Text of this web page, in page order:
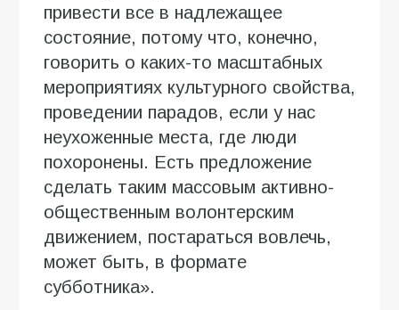
привести все в надлежащее
состояние, потому что, конечно,
говорить о каких-то масштабных
мероприятиях культурного свойства,
проведении парадов, если у нас
неухоженные места, где люди
похоронены. Есть предложение
сделать таким массовым активно-
общественным волонтерским
движением, постараться вовлечь,
может быть, в формате
субботника».